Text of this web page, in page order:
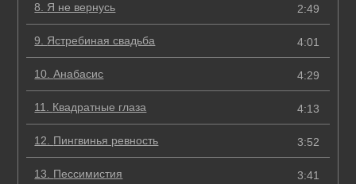
8. Я не вернусь 2:49
9. Ястребиная свадьба 4:01
10.Анабасис 4:29
11. Квадратные глаза 4:13
12. Пингвинья ревность 3:52
13. Пессимистия 3:41